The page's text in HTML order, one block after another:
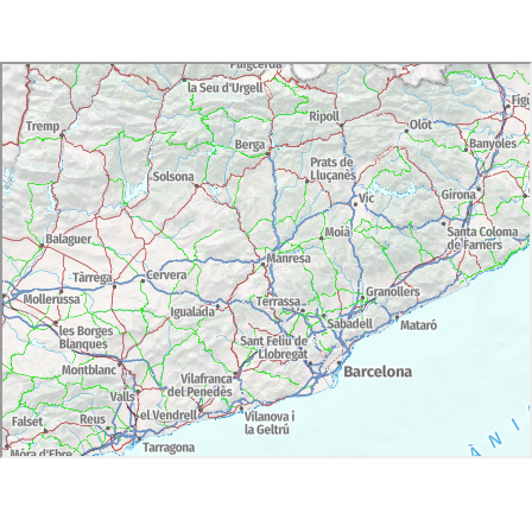
festius, de 10h. a 15h.
Horari d'estiu (2 maig - 30 de setembre): De
dimarts a dissabte, de 10h. a 20h. Diumenges i
festius, de 10h. a 15h
Tancat: Dilluns no festius, 1 de gener, 1 de maig
i 25 de desembre
Horaris esglésies Vall de Boí:
Horari d'obertura de els esglésies: de 10h. a
14h. i de 16h. a 19h., tots els dies de la setmana.
Accessibilitat: El Museu Nacional d'Art de Catalunya*
està adaptat per a persones amb mobilitat reduïda.
Servei de prèstec de cadira de rodes i cotxets per a
infants. Signoguia per facilitar la visita a persones
amb discapacitat auditives. Es permet l'entrada de
gossos Pigall. Les esglésies de la Vall de Boí són